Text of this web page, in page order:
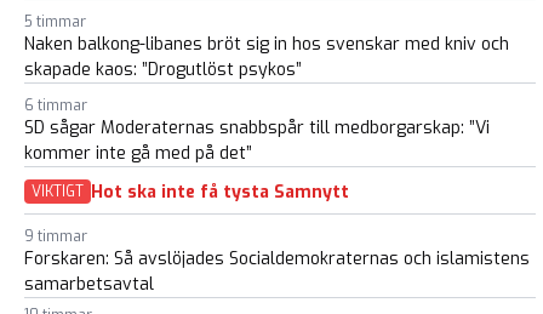
5 timmar
Naken balkong-libanes bröt sig in hos svenskar med kniv och
skapade kaos: ”Drogutlöst psykos”
6 timmar
SD sågar Moderaternas snabbspår till medborgarskap: ”Vi
kommer inte gå med på det”
VIKTIGT Hot ska inte få tysta Samnytt
9 timmar
Forskaren: Så avslöjades Socialdemokraternas och islamistens
samarbetsavtal